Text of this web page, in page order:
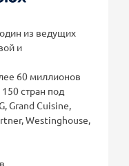
из ведущих
и
60 миллионов
стран под
Grand Cuisine,
Westinghouse,